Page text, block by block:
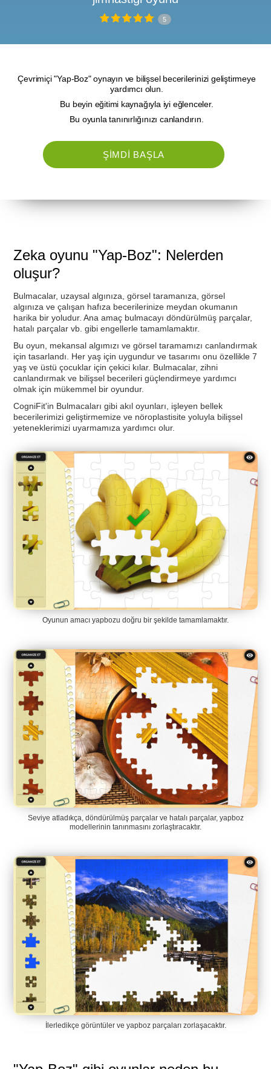
5
Çevrimiçi "Yap-Boz" oynayın ve bilişsel becerilerinizi geliştirmeye
yardımcı olun.
Bu beyin eğitimi kaynağıyla iyi eğlenceler.
Bu oyunla tanınırlığınızı canlandırın.
ŞIMDI BAŞLA
Zeka oyunu "Yap-Boz": Nelerden
oluşur?
Bulmacalar, uzaysal algınıza, görsel taramanıza, görsel
algınıza ve çalışan hafıza becerilerinize meydan okumanın
harika bir yoludur. Ana amaç bulmacayı döndürülmüş parçalar,
hatalı parçalar vb. gibi engellerle tamamlamaktır.
Bu oyun, mekansal algımızı ve görsel taramamızı canlandırmak
için tasarlandı. Her yaş için uygundur ve tasarımı onu özellikle 7
yaş ve üstü çocuklar için çekici kılar. Bulmacalar, zihni
canlandırmak ve bilişsel becerileri güçlendirmeye yardımcı
olmak için mükemmel bir oyundur.
CogniFit'in Bulmacaları gibi akıl oyunları, işleyen bellek
becerilerimizi geliştirmemize ve nöroplastisite yoluyla bilişsel
yeteneklerimizi uyarmamıza yardımcı olur.
Oyunun amacı yapbozu doğru bir şekilde tamamlamaktır.
Seviye atladıkça, döndürülmüş parçalar ve hatalı parçalar, yapboz
modellerinin tanınmasını zorlaştıracaktır.
İlerledikçe görüntüler ve yapboz parçaları zorlaşacaktır.